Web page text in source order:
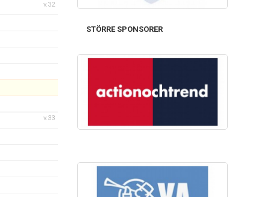
v.32
v.33
STÖRRE SPONSORER